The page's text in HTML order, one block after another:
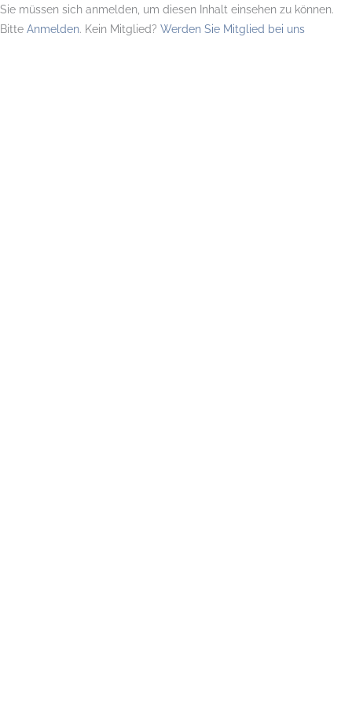
Sie müssen sich anmelden, um diesen Inhalt einsehen zu können.
Bitte Anmelden. Kein Mitglied? Werden Sie Mitglied bei uns